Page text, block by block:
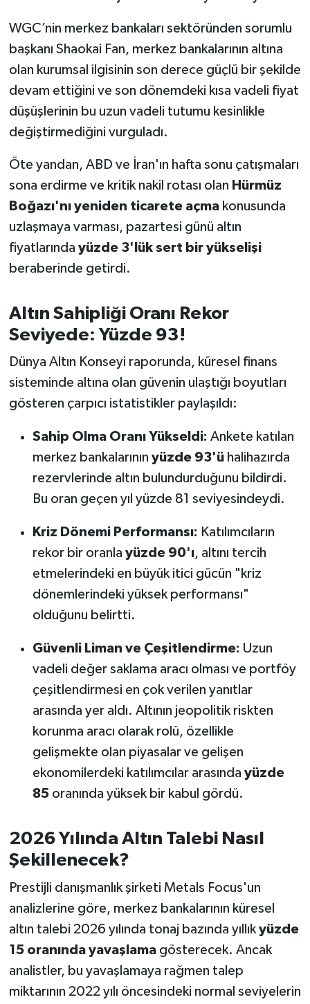
WGC’nin merkez bankaları sektöründen sorumlu
başkanı Shaokai Fan, merkez bankalarının altına
olan kurumsal ilgisinin son derece güçlü bir şekilde
devam ettiğini ve son dönemdeki kısa vadeli fiyat
düşüşlerinin bu uzun vadeli tutumu kesinlikle
değiştirmediğini vurguladı.
Öte yandan, ABD ve İran'ın hafta sonu çatışmaları
sona erdirme ve kritik nakil rotası olan Hürmüz
Boğazı'nı yeniden ticarete açmakonusunda
uzlaşmaya varması, pazartesi günü altın
fiyatlarında yüzde 3'lük sert bir yükselişi
beraberinde getirdi.
Altın Sahipliği Oranı Rekor
Seviyede: Yüzde 93!
Dünya Altın Konseyi raporunda, küresel finans
sisteminde altına olan güvenin ulaştığı boyutları
gösteren çarpıcı istatistikler paylaşıldı:
Sahip Olma Oranı Yükseldi: Ankete katılan
merkez bankalarının yüzde 93'ühalihazırda
rezervlerinde altın bulundurduğunu bildirdi.
Bu oran geçen yıl yüzde 81 seviyesindeydi.
Kriz Dönemi Performansı: Katılımcıların
rekor bir oranla yüzde 90'ı, altını tercih
etmelerindeki en büyük itici gücün "kriz
dönemlerindeki yüksek performansı"
olduğunu belirtti.
Güvenli Liman ve Çeşitlendirme: Uzun
vadeli değer saklama aracı olması ve portföy
çeşitlendirmesi en çok verilen yanıtlar
arasında yer aldı. Altının jeopolitik riskten
korunma aracı olarak rolü, özellikle
gelişmekte olan piyasalar ve gelişen
ekonomilerdeki katılımcılar arasında yüzde
85oranında yüksek bir kabul gördü.
2026 Yılında Altın Talebi Nasıl
Şekillenecek?
Prestijli danışmanlık şirketi Metals Focus'un
analizlerine göre, merkez bankalarının küresel
altın talebi 2026 yılında tonaj bazında yıllık yüzde
15 oranında yavaşlamagösterecek. Ancak
analistler, bu yavaşlamaya rağmen talep
miktarının 2022 yılı öncesindeki normal seviyelerin